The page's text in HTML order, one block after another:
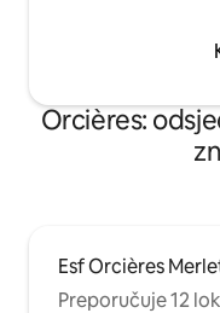
Orcières:
Esf Orcières
Preporučuje 12